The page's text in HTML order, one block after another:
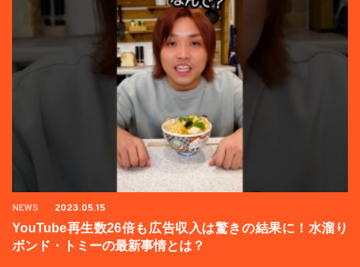
NEWS 2023.05.15
YouTube再生数26倍も広告収入は驚きの結果に！水溜り
ボンド・トミーの最新事情とは？